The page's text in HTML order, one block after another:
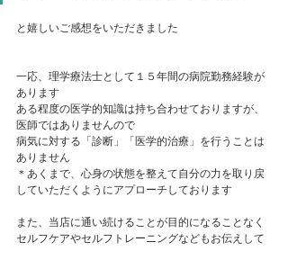
と嬉しいご感想をいただきました
一応、理学療法士として１５年間の病院勤務経験が
あります
ある程度の医学的知識は持ち合わせておりますが、
医師ではありませんので
病気に対する「診断」「医学的治療」を行うことは
ありません
＊あくまで、心身の状態を整えて自分の力を取り戻
していただくようにアプローチしております
また、当店に通い続けることが目的になることなく
セルフケアやセルフトレーニングなどもお伝えして